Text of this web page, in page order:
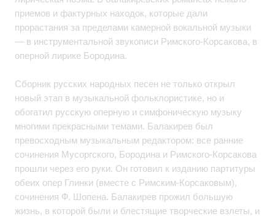
приемов и фактурных находок, которые дали
прорастания за пределами камерной вокальной музыки
— в инструментальной звукописи Римского-Корсакова, в
оперной лирике Бородина.
Сборник русских народных песен не только открыл
новый этап в музыкальной фольклористике, но и
обогатил русскую оперную и симфоническую музыку
многими прекрасными темами. Балакирев был
превосходным музыкальным редактором: все ранние
сочинения Мусоргского, Бородина и Римского-Корсакова
прошли через его руки. Он готовил к изданию партитуры
обеих опер Глинки (вместе с Римским-Корсаковым),
сочинения Ф. Шопена. Балакирев прожил большую
жизнь, в которой были и блестящие творческие взлеты, и